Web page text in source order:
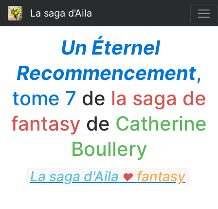
La saga d'Aila
Un Éternel
Recommencement,
tome 7 de la saga de
fantasy de Catherine
Boullery
La saga d'Aila ♥ fantasy